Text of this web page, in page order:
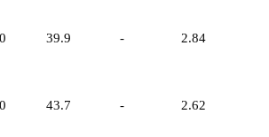
39.9 - 2.84
43.7 - 2.62